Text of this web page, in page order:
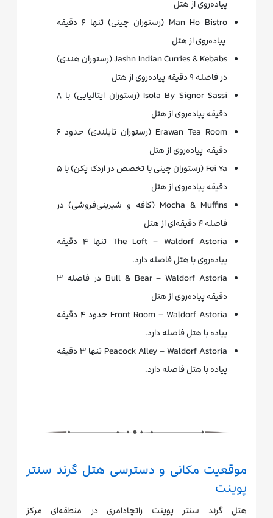
پیاده‌روی از هتل
Man Ho Bistro (رستوران چینی) تنها ۶ دقیقه
پیاده‌روی از هتل
Jashn Indian Curries & Kebabs (رستوران هندی)
در فاصله ۹ دقیقه پیاده‌روی از هتل
Isola By Signor Sassi (رستوران ایتالیایی) با ۸
دقیقه پیاده‌روی از هتل
Erawan Tea Room (رستوران تایلندی) حدود ۶
دقیقه پیاده‌روی از هتل
Fei Ya (رستوران چینی با تخصص در اردک پکن) با ۵
دقیقه پیاده‌روی از هتل
Mocha & Muffins (کافه و شیرینی‌فروشی) در
فاصله ۴ دقیقه‌ای از هتل
The Loft – Waldorf Astoria تنها ۴ دقیقه
پیاده‌روی با هتل فاصله دارد.
Bull & Bear – Waldorf Astoria در فاصله ۳
دقیقه پیاده‌روی از هتل
Front Room – Waldorf Astoria حدود ۴ دقیقه
پیاده با هتل فاصله دارد.
Peacock Alley – Waldorf Astoria تنها ۳ دقیقه
پیاده با هتل فاصله دارد.
موقعیت مکانی و دسترسی هتل گرند سنتر
پوینت
هتل گرند سنتر پوینت راتچادامری در منطقه‌ای مرکز